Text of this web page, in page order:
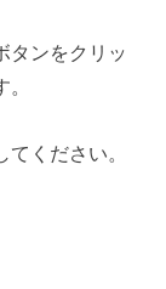
タンをクリッ
ください。